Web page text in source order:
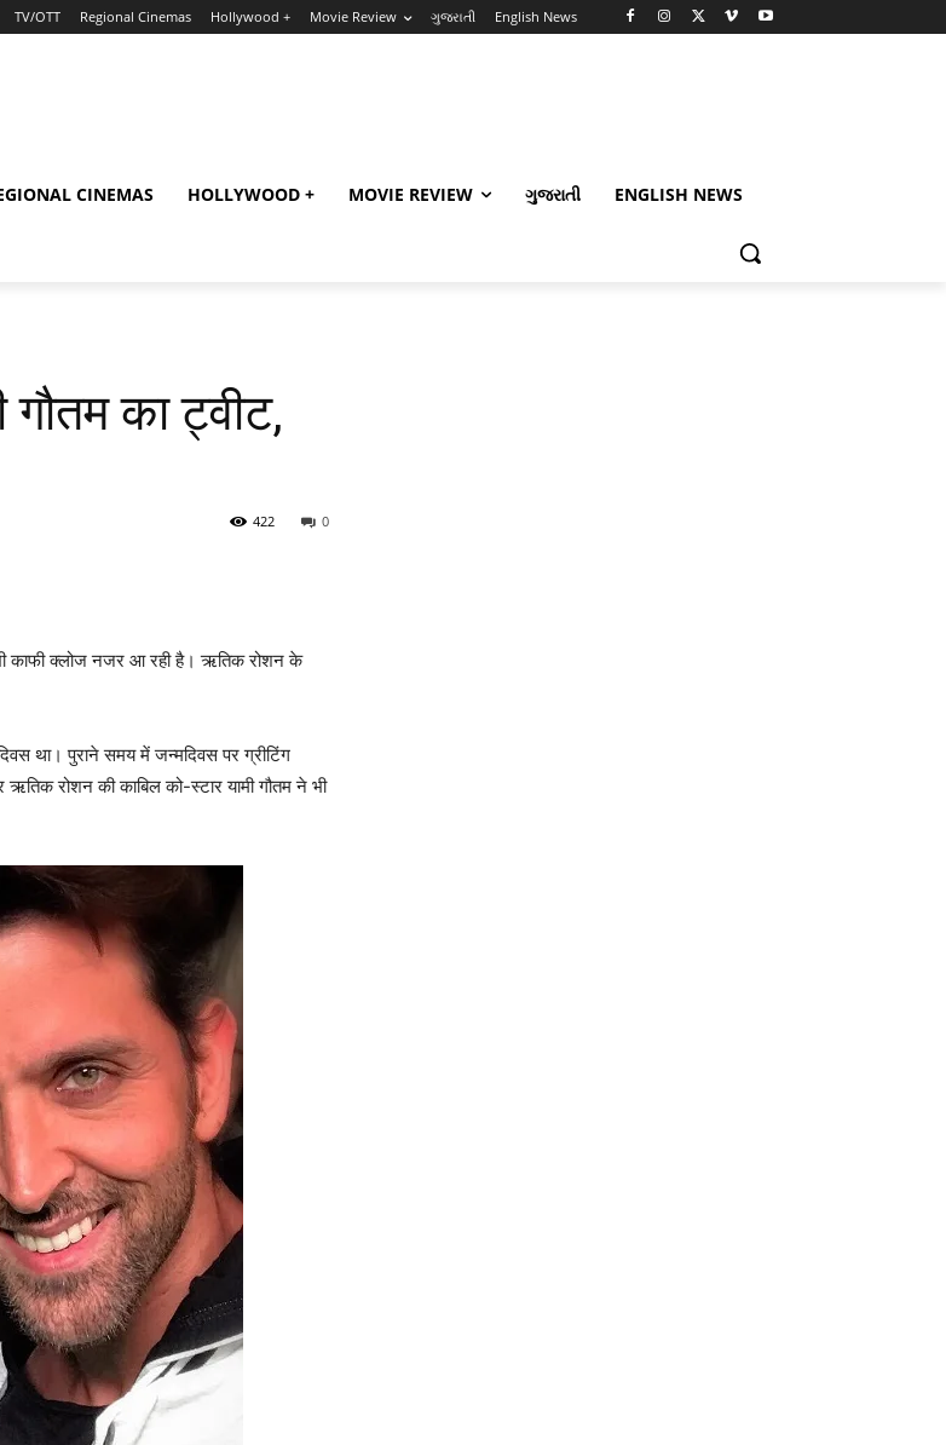
TV/OTT Regional Cinemas Hollywood + Movie Review ગુજરાતી English News
CINEMAS HOLLYWOOD + MOVIE REVIEW ગુજરાતી ENGLISH NEWS
का ट्वीट,
0
422
काफी क्‍लोज नजर आ रही है। ऋतिक रोशन के
था। पुराने समय में जन्‍मदिवस पर ग्रीटिंग
रोशन की काबिल को-स्‍टार यामी गौतम ने भी